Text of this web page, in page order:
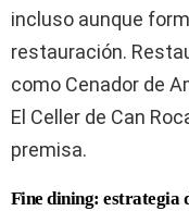
incluso aunque
restauración.
como Cenador de
El Celler de Can
premisa.
Fine dining: estrategia